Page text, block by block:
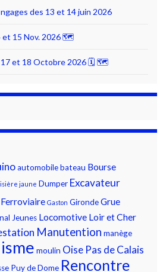
des 13 et 14 juin 2026
et 15 Nov. 2026 🗺
17 et 18 Octobre 2026 🗓 🗺
automobilebateau Bourse
jaune Dumper Excavateur
Ferroviaire Gaston GirondeGrue
Jeunes Locomotive Loir et Cher
Manutention manège
moulin Oise Pas de Calais
Puy de Dome Rencontre